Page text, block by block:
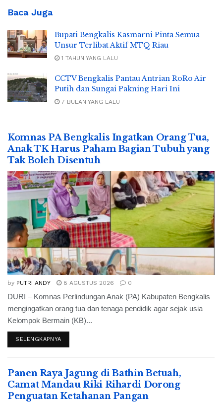
Baca Juga
Bupati Bengkalis Kasmarni Pinta Semua
Unsur Terlibat Aktif MTQ Riau
1 TAHUN YANG LALU
CCTV Bengkalis Pantau Antrian RoRo Air
Putih dan Sungai Pakning Hari Ini
7 BULAN YANG LALU
Komnas PA Bengkalis Ingatkan Orang Tua,
Anak TK Harus Paham Bagian Tubuh yang
Tak Boleh Disentuh
by PUTRI ANDY 8 AGUSTUS 2026 0
DURI – Komnas Perlindungan Anak (PA) Kabupaten Bengkalis
mengingatkan orang tua dan tenaga pendidik agar sejak usia
Kelompok Bermain (KB)...
SELENGKAPNYA
Panen Raya Jagung di Bathin Betuah,
Camat Mandau Riki Rihardi Dorong
Penguatan Ketahanan Pangan